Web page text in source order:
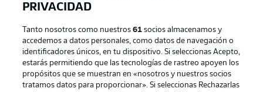
Publicidad Aviso legal
PRIVACIDAD
Tanto nosotros como nuestros61 socios almacenamos y
accedemos a datos personales, como datos de navegación o
identificadores únicos, en tu dispositivo. Si seleccionas Acepto,
estarás permitiendo que las tecnologías de rastreo apoyen los
propósitos que se muestran en «nosotros y nuestros socios
tratamos datos para proporcionar». Si seleccionas Rechazarlas